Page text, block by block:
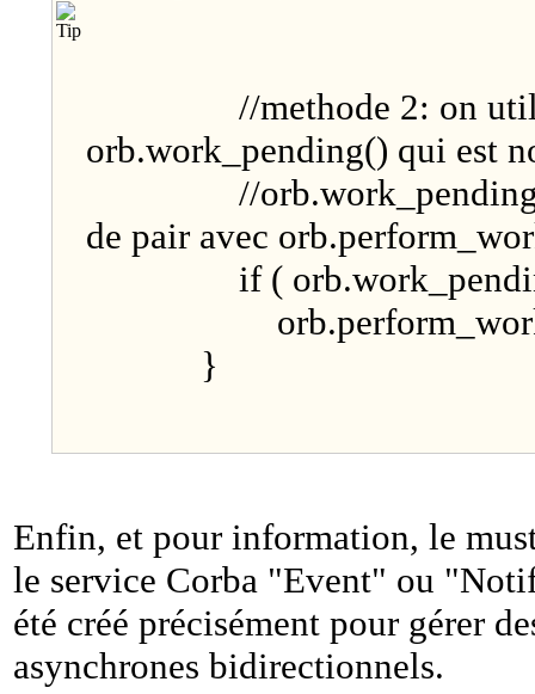
//methode 2: on
orb.work_pending() qui est
//orb.work_pending()
de pair avec
if (
}
Enfin, et pour information, le
le service Corba "Event" ou
été créé précisément pour gérer
asynchrones bidirectionnels.